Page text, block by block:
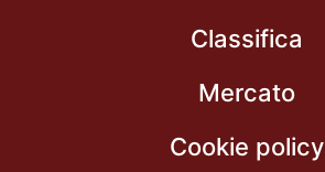
Classifica
Mercato
Cookie policy